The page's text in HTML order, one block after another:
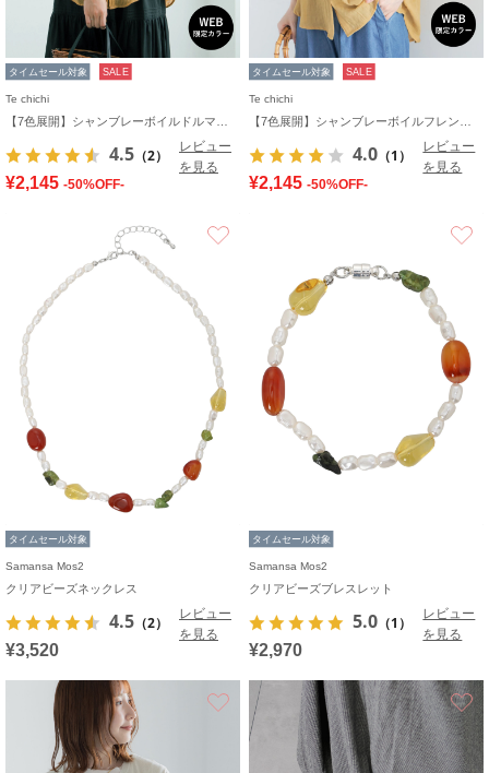
タイムセール対象 SALE
Te chichi
4.5 （2）
レビュー
を見る
¥2,145 -50%OFF-
タイムセール対象 SALE
Te chichi
4.0 （1）
レビュー
を見る
¥2,145 -50%OFF-
タイムセール対象
Samansa Mos2
クリアビーズネックレス
4.5 （2）
レビュー
を見る
¥3,520
タイムセール対象
Samansa Mos2
クリアビーズブレスレット
5.0 （1）
レビュー
を見る
¥2,970
お気に入り